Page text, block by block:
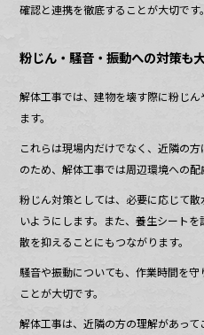
確認と連携を徹底することが大切です。
粉じん・騒音・振動への対策も
解体工事では、建物を壊す際に粉じ
ます。
これらは現場内だけでなく、近隣の
のため、解体工事では周辺環境への配
粉じん対策としては、必要に応じて
いようにします。また、養生シート
散を抑えることにもつながります。
騒音や振動についても、作業時間を
ことが大切です。
解体工事は、近隣の方の理解があっ